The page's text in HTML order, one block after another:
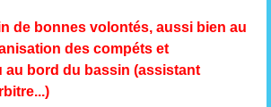
de bonnes volontés, aussi bien au
des compéts et
au bord du bassin (assistant